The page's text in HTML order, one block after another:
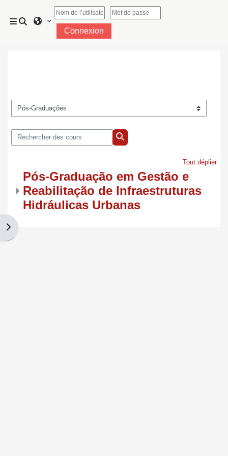
Panneau latéral
Activer/désactiver la saisie de recherche
Connexion
Ouvrir le tiroir des blocs
Catégories de cours
Rechercher des cours
Rechercher des cours
Tout déplier
Pós-Graduação em Gestão e
Reabilitação de Infraestruturas
Hidráulicas Urbanas